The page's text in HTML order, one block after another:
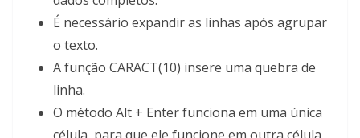
É necessário expandir as linhas após agrupar
o texto.
A função CARACT(10) insere uma quebra de
linha.
O método Alt + Enter funciona em uma única